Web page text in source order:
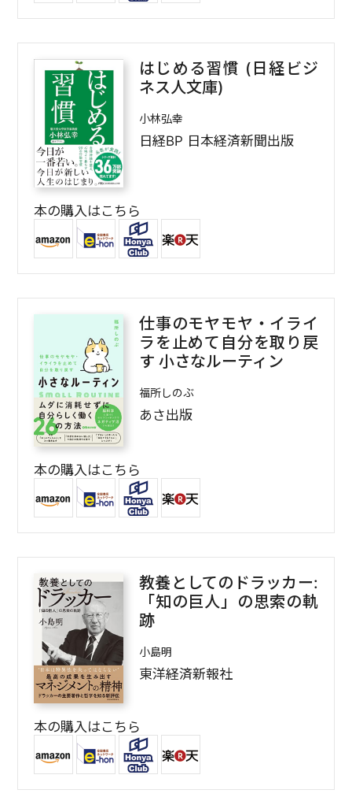
はじめる習慣 (日経ビジ
ネス人文庫)
小林弘幸
日経BP 日本経済新聞出版
本の購入はこちら
仕事のモヤモヤ・イライ
ラを止めて自分を取り戻
す 小さなルーティン
福所しのぶ
あさ出版
本の購入はこちら
教養としてのドラッカー:
「知の巨人」の思索の軌
跡
小島明
東洋経済新報社
本の購入はこちら